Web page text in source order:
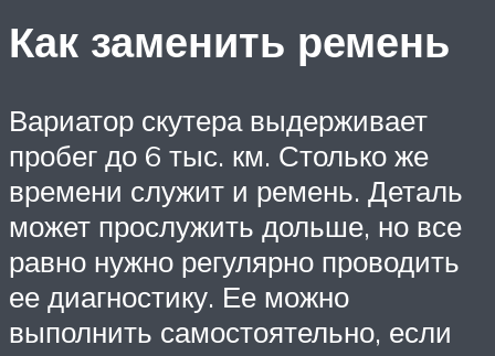
Как заменить ремень
Вариатор скутера выдерживает
пробег до 6 тыс. км. Столько же
времени служит и ремень. Деталь
может прослужить дольше, но все
равно нужно регулярно проводить
ее диагностику. Ее можно
выполнить самостоятельно, если